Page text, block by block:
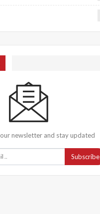
newsletter and stay updated
Subscribe